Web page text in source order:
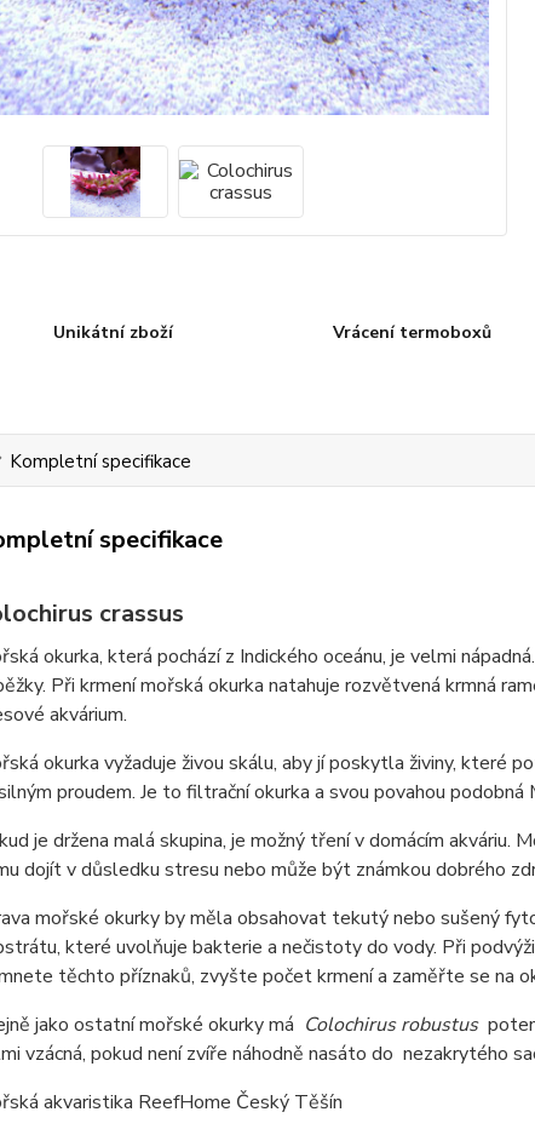
Unikátní zboží Vrácení termoboxů
Kompletní specifikace
specifikace
crassus
okurka, která pochází z Indického oceánu, je velmi
Při krmení mořská okurka natahuje rozvětvená krmná
akvárium.
okurka vyžaduje živou skálu, aby jí poskytla živiny, které
proudem. Je to filtrační okurka a svou povahou podobná
je držena malá skupina, je možný tření v domácím
dojít v důsledku stresu nebo může být známkou dobrého
mořské okurky by měla obsahovat tekutý nebo sušený
které uvolňuje bakterie a nečistoty do vody. Při
těchto příznaků, zvyšte počet krmení a zaměřte se na
jako ostatní mořské okurky má Colochirus robustus
vzácná, pokud není zvíře náhodně nasáto do nezakrytého
akvaristika ReefHome Český Těšín